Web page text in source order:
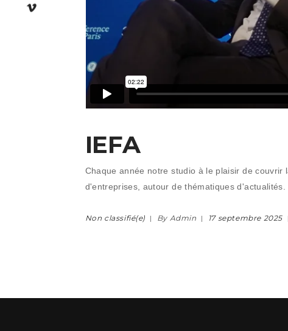
IEFA
Chaque année notre studio à le plaisir de
d'entreprises, autour de thématiques
Non classifié(e) By Admin 17 septembre 2025